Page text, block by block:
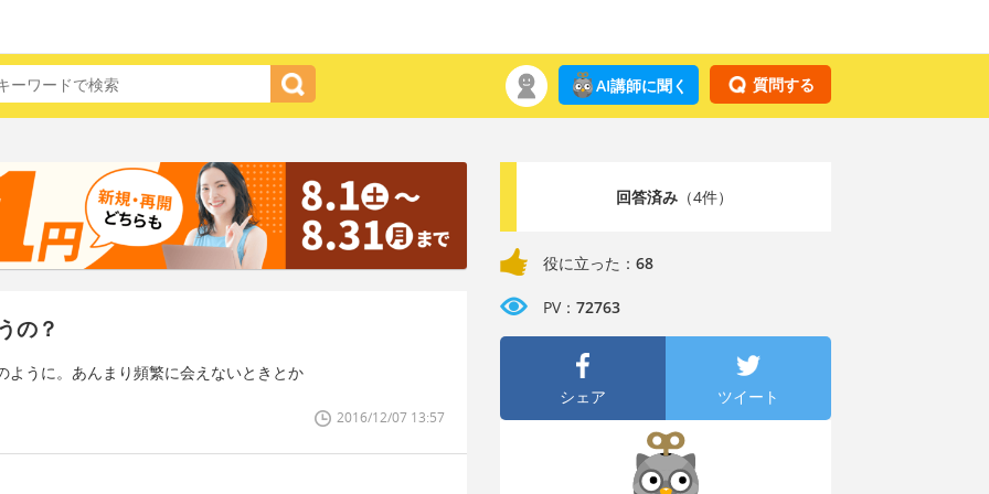
質問する
AI講師に聞く
の？
うに。あんまり頻繁に会えないときとか
2016/12/07 13:57
回答済み（4件）
役に立った： 68
PV： 72763
シェア ツイート